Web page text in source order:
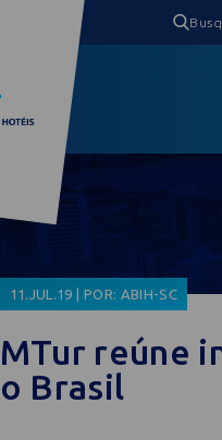
11.JUL.19 | POR: ABIH-SC
MTur reúne
o Brasil